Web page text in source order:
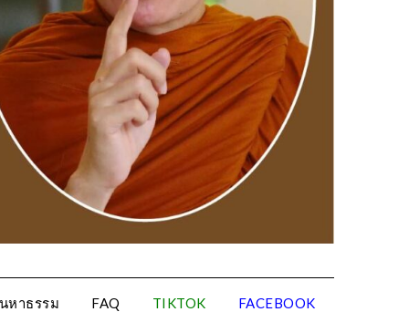
หาธรรม FAQ TIKTOK FACEBOOK